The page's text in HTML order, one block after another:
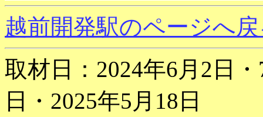
越前開発駅のページへ
取材日：2024年6月2日
日・2025年5月18日